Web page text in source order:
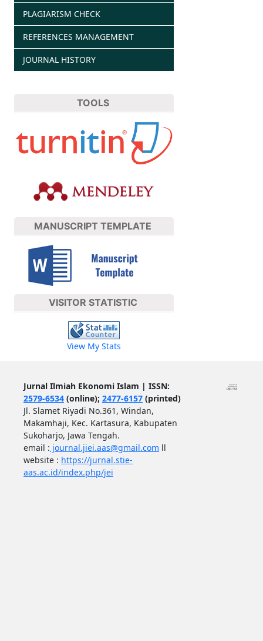
PLAGIARISM CHECK
REFERENCES MANAGEMENT
JOURNAL HISTORY
TOOLS
MANUSCRIPT TEMPLATE
VISITOR STATISTIC
View My Stats
Jurnal Ilmiah Ekonomi Islam | ISSN:
2579-6534(online); 2477-6157(printed)
Jl. Slamet Riyadi No.361, Windan,
Makamhaji, Kec. Kartasura, Kabupaten
Sukoharjo, Jawa Tengah.
email : journal.jiei.aas@gmail.com ll
website : https://jurnal.stie-
aas.ac.id/index.php/jei